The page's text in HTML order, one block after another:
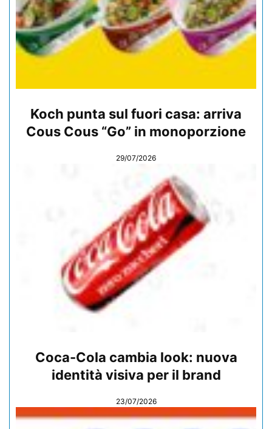
Koch punta sul fuori casa: arriva
Cous Cous “Go” in monoporzione
29/07/2026
Coca-Cola cambia look: nuova
identità visiva per il brand
23/07/2026